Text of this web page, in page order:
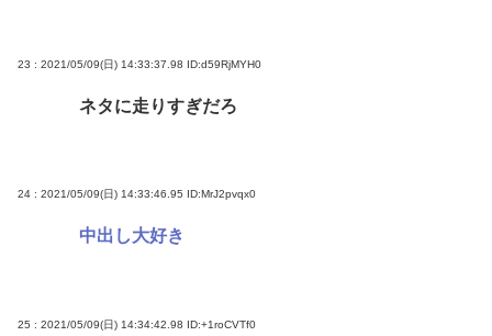
23 : 2021/05/09(日) 14:33:37.98 ID:d59RjMYH0
ネタに走りすぎだろ
24 : 2021/05/09(日) 14:33:46.95 ID:MrJ2pvqx0
中出し大好き
25 : 2021/05/09(日) 14:34:42.98 ID:+1roCVTf0